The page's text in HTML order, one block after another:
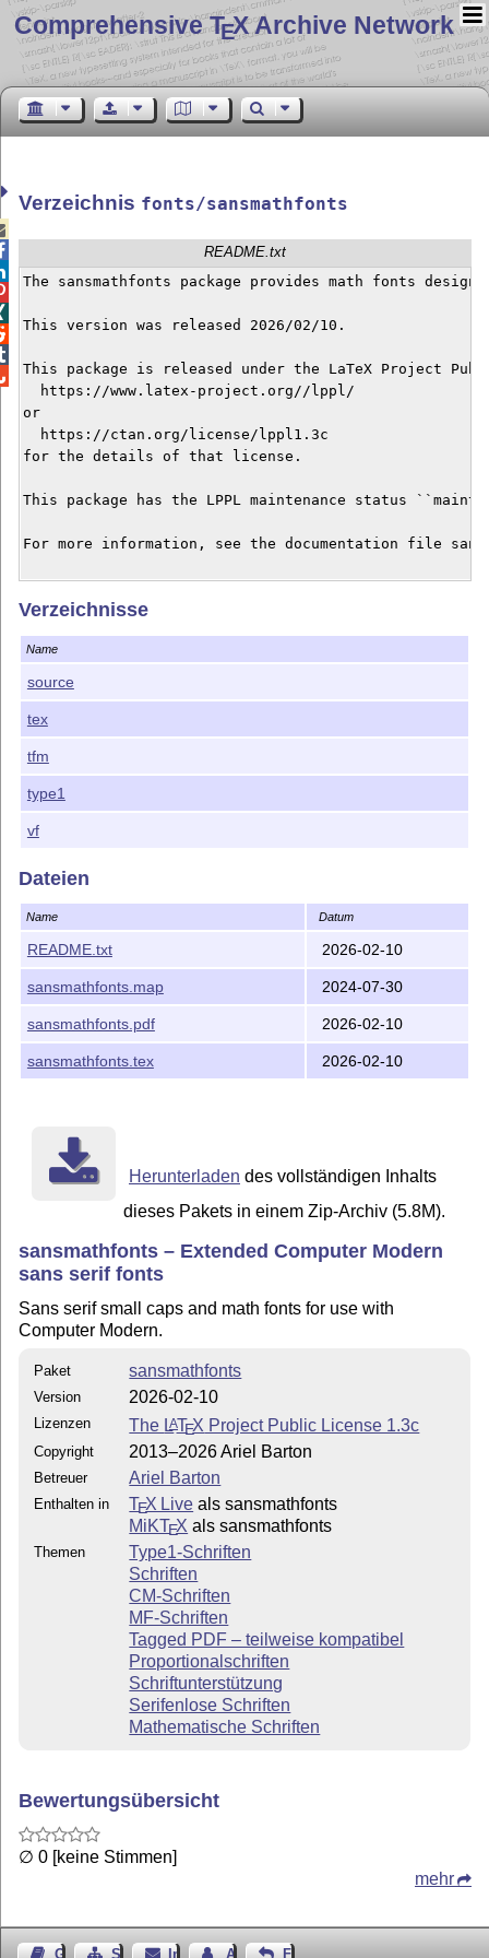
Comprehensive TEX Archive Network
Verzeichnis fonts/sansmathfonts
README.txt
The sansmathfonts package provides math fonts
This version was released 2026/02/10.
This package is released under the LaTeX Project
  https://www.latex-project.org//lppl/
or
  https://ctan.org/license/lppl1.3c
for the details of that license.
This package has the LPPL maintenance status
For more information, see the documentation file
Verzeichnisse
Name
source
tex
tfm
type1
vf
Dateien
Name Datum
README.txt 2026-02-10
sansmathfonts.map 2024-07-30
sansmathfonts.pdf 2026-02-10
sansmathfonts.tex 2026-02-10
Herunterladen des vollständigen Inhalts
dieses Pakets in einem Zip-Archiv (5.8M).
sansmathfonts – Extended Computer Modern
sans serif fonts
Sans serif small caps and math fonts for use with
Computer Modern.
Paket sansmathfonts
Version 2026-02-10
Lizenzen The LATEX Project Public License 1.3c
Copyright 2013–2026 Ariel Barton
Betreuer Ariel Barton
Enthalten in TEX Live als sansmathfonts
MiKTEX als sansmathfonts
Themen
Type1-Schriften
Schriften
CM-Schriften
MF-Schriften
Tagged PDF – teilweise kompatibel
Proportionalschriften
Schriftunterstützung
Serifenlose Schriften
Mathematische Schriften
Bewertungsübersicht
∅ 0 [keine Stimmen]
mehr
GästebuchSeiten-Struktur
ImpressumAutor kontaktieren
Feedback